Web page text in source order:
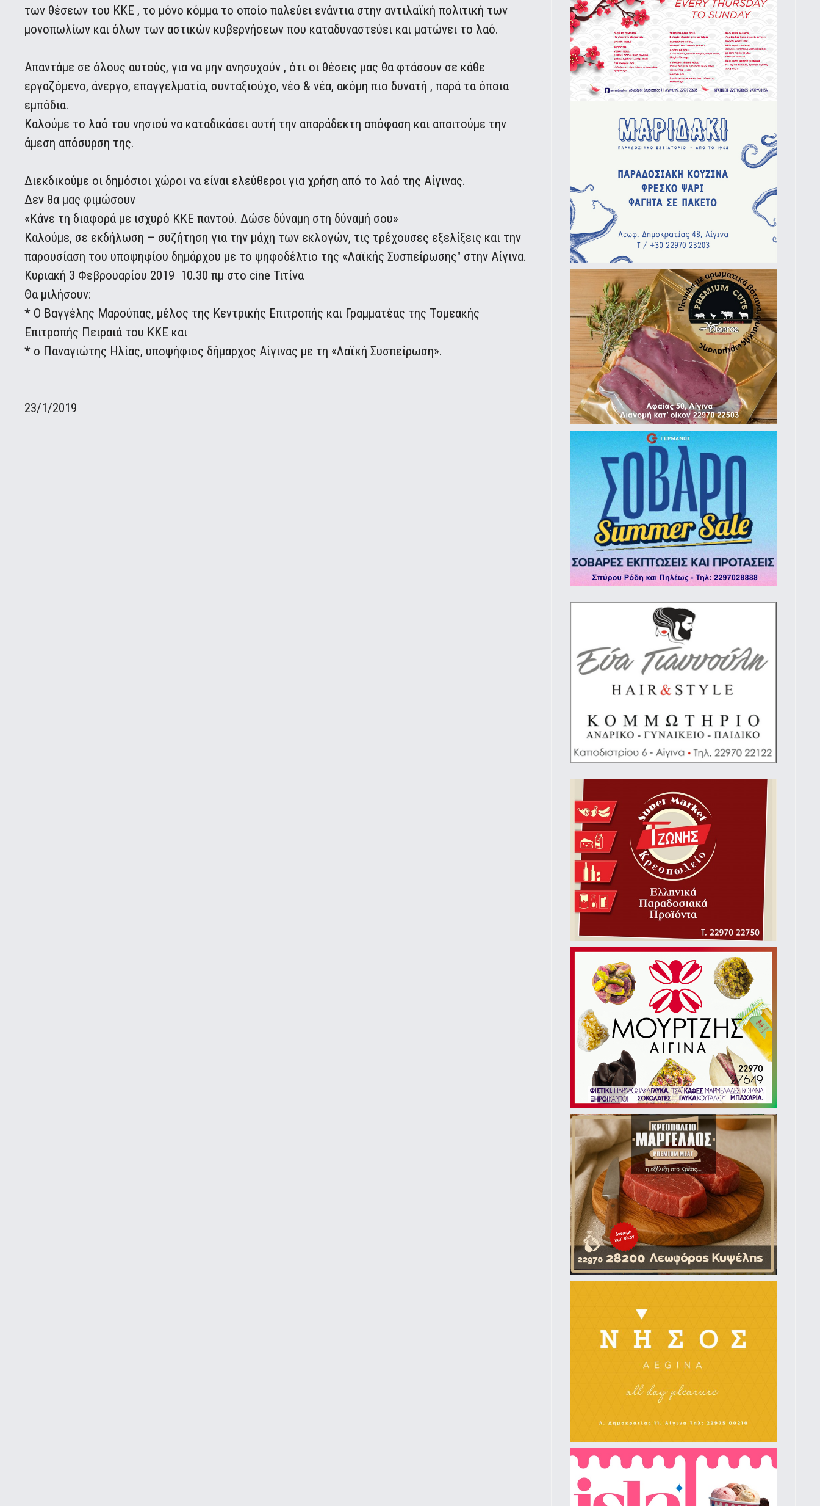
των θέσεων του ΚΚΕ , το μόνο κόμμα το οποίο παλεύει ενάντια στην αντιλαϊκή πολιτική των
μονοπωλίων και όλων των αστικών κυβερνήσεων που καταδυναστεύει και ματώνει το λαό.
Απαντάμε σε όλους αυτούς, για να μην ανησυχούν , ότι οι θέσεις μας θα φτάσουν σε κάθε
εργαζόμενο, άνεργο, επαγγελματία, συνταξιούχο, νέο & νέα, ακόμη πιο δυνατή , παρά τα όποια
εμπόδια.
Καλούμε το λαό του νησιού να καταδικάσει αυτή την απαράδεκτη απόφαση και απαιτούμε την
άμεση απόσυρση της.
Διεκδικούμε οι δημόσιοι χώροι να είναι ελεύθεροι για χρήση από το λαό της Αίγινας.
Δεν θα μας φιμώσουν
«Κάνε τη διαφορά με ισχυρό ΚΚΕ παντού. Δώσε δύναμη στη δύναμή σου»
Καλούμε, σε εκδήλωση – συζήτηση για την μάχη των εκλογών, τις τρέχουσες εξελίξεις και την
παρουσίαση του υποψηφίου δημάρχου με το ψηφοδέλτιο της «Λαϊκής Συσπείρωσης" στην Αίγινα.
Κυριακή 3 Φεβρουαρίου 2019 10.30 πμ στο cine Τιτίνα
Θα μιλήσουν:
* Ο Βαγγέλης Μαρούπας, μέλος της Κεντρικής Επιτροπής και Γραμματέας της Τομεακής
Επιτροπής Πειραιά του ΚΚΕ και
* ο Παναγιώτης Ηλίας, υποψήφιος δήμαρχος Αίγινας με τη «Λαϊκή Συσπείρωση».
23/1/2019